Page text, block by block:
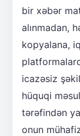
bir xəbər
alınmadan,
kopyalana,
icazəsiz
hüquqi
tərəfindən
onun